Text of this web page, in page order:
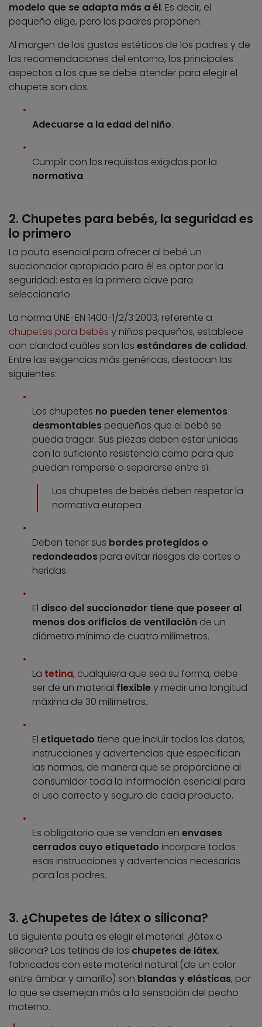
modelo que se adapta más a él. Es decir, el
pequeño elige, pero los padres proponen.
Al margen de los gustos estéticos de los padres y de
las recomendaciones del entorno, los principales
aspectos a los que se debe atender para elegir el
chupete son dos:
Adecuarse a la edad del niño.
Cumplir con los requisitos exigidos por la
normativa.
2. Chupetes para bebés, la seguridad es
lo primero
La pauta esencial para ofrecer al bebé un
succionador apropiado para él es optar por la
seguridad: esta es la primera clave para
seleccionarlo.
La norma UNE-EN 1400-1/2/3:2003, referente a
chupetes para bebés y niños pequeños, establece
con claridad cuáles son los estándares de calidad.
Entre las exigencias más genéricas, destacan las
siguientes:
Los chupetes no pueden tener elementos
desmontables pequeños que el bebé se
pueda tragar. Sus piezas deben estar unidas
con la suficiente resistencia como para que
puedan romperse o separarse entre sí.
Los chupetes de bebés deben respetar la
normativa europea
Deben tener sus bordes protegidos o
redondeados para evitar riesgos de cortes o
heridas.
El disco del succionador tiene que poseer al
menos dos orificios de ventilación de un
diámetro mínimo de cuatro milímetros.
La tetina, cualquiera que sea su forma, debe
ser de un material flexibley medir una longitud
máxima de 30 milímetros.
El etiquetado tiene que incluir todos los datos,
instrucciones y advertencias que especifican
las normas, de manera que se proporcione al
consumidor toda la información esencial para
el uso correcto y seguro de cada producto.
Es obligatorio que se vendan en envases
cerrados cuyo etiquetado incorpore todas
esas instrucciones y advertencias necesarias
para los padres.
3. ¿Chupetes de látex o silicona?
La siguiente pauta es elegir el material: ¿látex o
silicona? Las tetinas de los chupetes de látex,
fabricados con este material natural (de un color
entre ámbar y amarillo) son blandas y elásticas, por
lo que se asemejan más a la sensación del pecho
materno.